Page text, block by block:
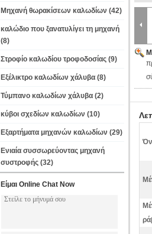
Μηχανή θωρακίσεων καλωδίων (42)
καλώδιο που ξανατυλίγει τη μηχανή
(8)
Στροφίο καλωδίου τροφοδοσίας (9)
Εξέλικτρο καλωδίων χάλυβα (8)
Τύμπανο καλωδίων χάλυβα (2)
κύβοι σχεδίων καλωδίων (10)
Εξαρτήματα μηχανών καλωδίων (29)
Ενιαία συσσωρεύοντας μηχανή
συστροφής (32)
Είμαι Online Chat Now